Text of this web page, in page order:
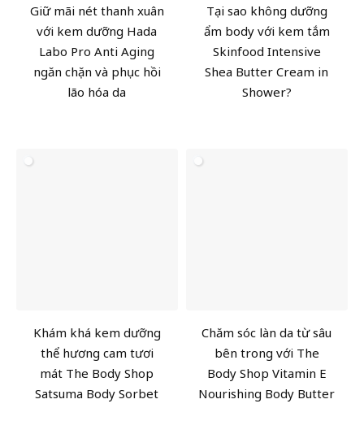
Giữ mãi nét thanh xuân
với kem dưỡng Hada
Labo Pro Anti Aging
ngăn chặn và phục hồi
lão hóa da
Tại sao không dưỡng
ẩm body với kem tắm
Skinfood Intensive
Shea Butter Cream in
Shower?
Khám khá kem dưỡng
thể hương cam tươi
mát The Body Shop
Satsuma Body Sorbet
Chăm sóc làn da từ sâu
bên trong với The
Body Shop Vitamin E
Nourishing Body Butter